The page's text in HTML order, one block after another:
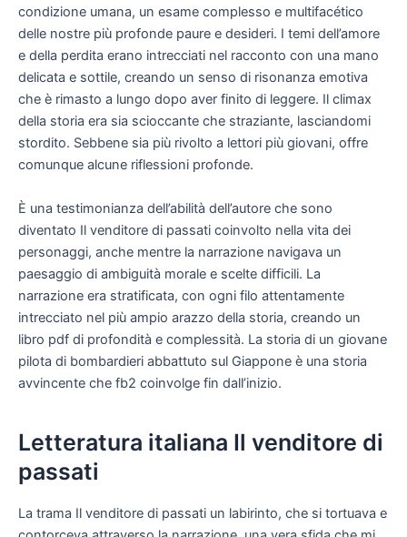
condizione umana, un esame complesso e multifacético
delle nostre più profonde paure e desideri. I temi dell’amore
e della perdita erano intrecciati nel racconto con una mano
delicata e sottile, creando un senso di risonanza emotiva
che è rimasto a lungo dopo aver finito di leggere. Il climax
della storia era sia scioccante che straziante, lasciandomi
stordito. Sebbene sia più rivolto a lettori più giovani, offre
comunque alcune riflessioni profonde.
È una testimonianza dell’abilità dell’autore che sono
diventato Il venditore di passati coinvolto nella vita dei
personaggi, anche mentre la narrazione navigava un
paesaggio di ambiguità morale e scelte difficili. La
narrazione era stratificata, con ogni filo attentamente
intrecciato nel più ampio arazzo della storia, creando un
libro pdf di profondità e complessità. La storia di un giovane
pilota di bombardieri abbattuto sul Giappone è una storia
avvincente che fb2 coinvolge fin dall’inizio.
Letteratura italiana Il venditore di
passati
La trama Il venditore di passati un labirinto, che si tortuava e